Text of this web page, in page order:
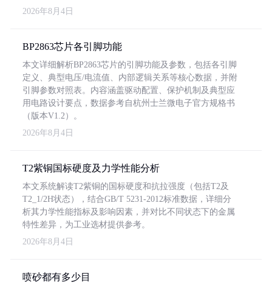
2026年8月4日
BP2863芯片各引脚功能
本文详细解析BP2863芯片的引脚功能及参数，包括各引脚
定义、典型电压/电流值、内部逻辑关系等核心数据，并附
引脚参数对照表。内容涵盖驱动配置、保护机制及典型应
用电路设计要点，数据参考自杭州士兰微电子官方规格书
（版本V1.2）。
2026年8月4日
T2紫铜国标硬度及力学性能分析
本文系统解读T2紫铜的国标硬度和抗拉强度（包括T2及
T2_1/2H状态），结合GB/T 5231-2012标准数据，详细分
析其力学性能指标及影响因素，并对比不同状态下的金属
特性差异，为工业选材提供参考。
2026年8月4日
喷砂都有多少目